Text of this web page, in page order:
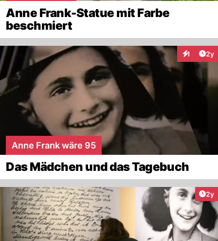
Anne Frank-Statue mit Farbe
beschmiert
1 2y
Anne Frank wäre 95
Das Mädchen und das Tagebuch
2y